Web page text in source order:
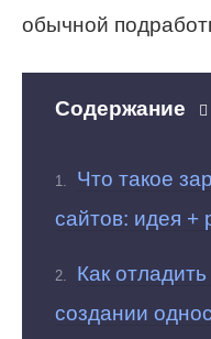
обычной
Содержание
Что такое
сайтов: идея +
Как
создании